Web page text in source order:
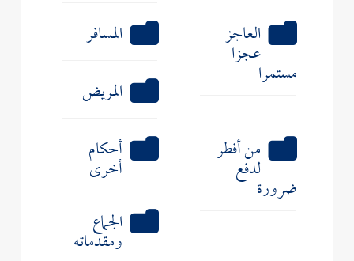
العاجز
عجزا
مستمرا
المسافر
المريض
من أفطر
لدفع
ضرورة
أحكام
أخرى
الجماع
ومقدماته